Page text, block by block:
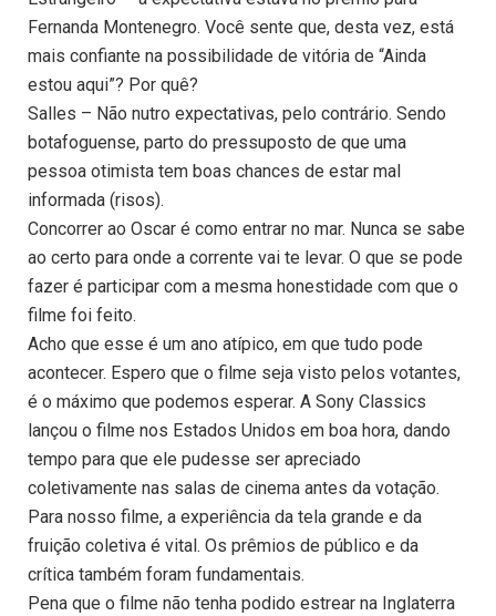
Fernanda Montenegro. Você sente que, desta vez, está
mais confiante na possibilidade de vitória de “Ainda
estou aqui”? Por quê?
Salles – Não nutro expectativas, pelo contrário. Sendo
botafoguense, parto do pressuposto de que uma
pessoa otimista tem boas chances de estar mal
informada (risos).
Concorrer ao Oscar é como entrar no mar. Nunca se sabe
ao certo para onde a corrente vai te levar. O que se pode
fazer é participar com a mesma honestidade com que o
filme foi feito.
Acho que esse é um ano atípico, em que tudo pode
acontecer. Espero que o filme seja visto pelos votantes,
é o máximo que podemos esperar. A Sony Classics
lançou o filme nos Estados Unidos em boa hora, dando
tempo para que ele pudesse ser apreciado
coletivamente nas salas de cinema antes da votação.
Para nosso filme, a experiência da tela grande e da
fruição coletiva é vital. Os prêmios de público e da
crítica também foram fundamentais.
Pena que o filme não tenha podido estrear na Inglaterra